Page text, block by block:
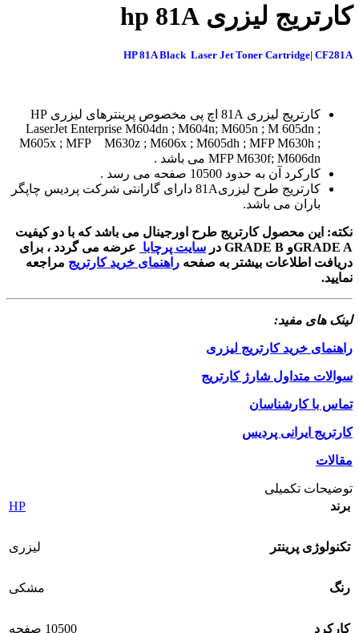
کارتریج لیزری hp 81A
HP 81A Black Laser Jet Toner Cartridge| CF281A
کارتریج لیزری 81A اچ پی مخصوص پرینترهای لیزری HP
LaserJet Enterprise M604dn ; M604n; M605n ; M 605dn ;
M605x ; MFP M630z ; M606x ; M605dh ; MFP M630h ;
MFP M630f; M606dn می باشد .
کارکرد آن به حدود 10500 صفحه می رسد .
کارتریج طرح لیزری81A دارای گارانتی شرکت پردیس چاپگر
باران می باشد.
نکته: این محصول کارتریج طرح اورجینال می باشد که با دو کیفیت
GRADE Aو GRADE B در
سایت پرچابا عرضه می گردد ، برای
دریافت اطلاعات بیشتر به صفحه راهنمای خرید کارتریج مراجعه
نمایید.
لینک های مفید:
راهنمای خرید کارتریج لیزری
سوالات متداول شارژ کارتریج
تماس با کارشناسان
کارتریج ایرانی پردیس
مقالات
توضیحات تکمیلی
برند
HP
تکنولوژی پرینتر لیزری
رنگ مشکی
کارکرد 10500 صفحه